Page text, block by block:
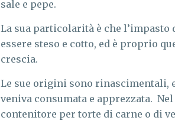
sale e pepe.
La sua particolarità è che
essere steso e cotto, ed è proprio
crescia.
Le sue origini sono rinascimentali,
veniva consumata e apprezzata.
contenitore per torte di carne o di